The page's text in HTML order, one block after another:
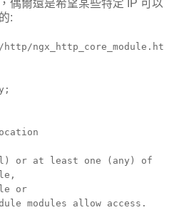
偶爾還是希望某些特定 IP 可以
:
ngx_http_core_module.ht
or at least one (any) of
or
modules allow access.